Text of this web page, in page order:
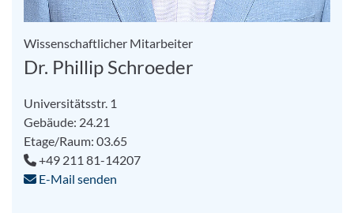
Wissenschaftlicher Mitarbeiter
Dr. Phillip Schroeder
Universitätsstr. 1
Gebäude: 24.21
Etage/Raum: 03.65
+49 211 81-14207
E-Mail senden